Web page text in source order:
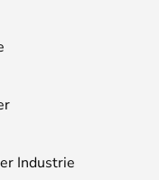
Industrie